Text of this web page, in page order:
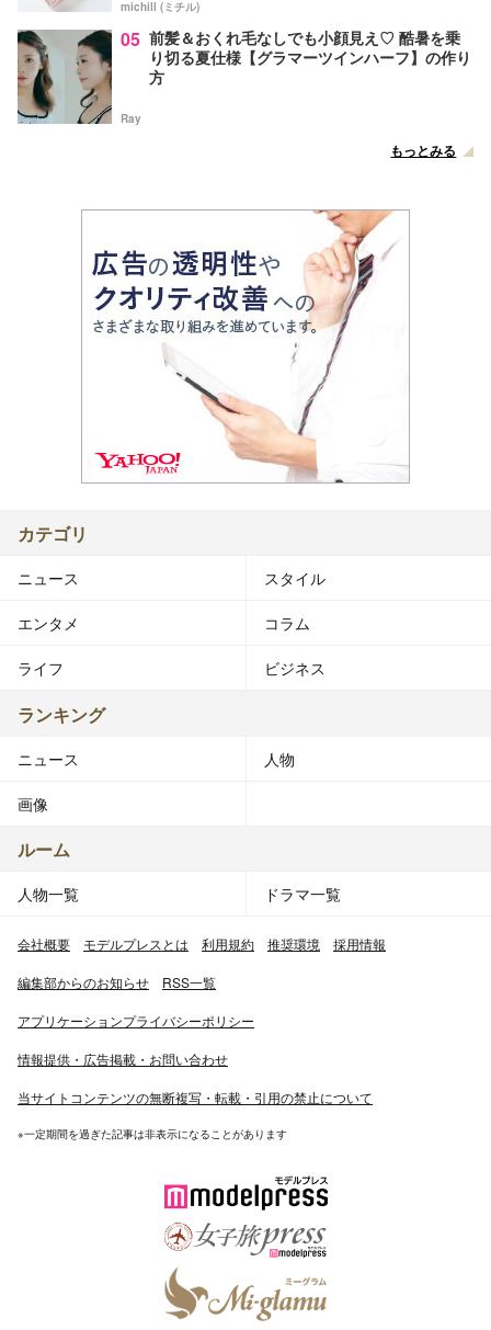
michill (ミチル)
05 前髪＆おくれ毛なしでも小顔見え♡ 酷暑を乗
り切る夏仕様【グラマーツインハーフ】の作り
方
Ray
もっとみる
カテゴリ
ニュース スタイル
エンタメ コラム
ライフ ビジネス
ランキング
ニュース 人物
画像
ルーム
人物一覧 ドラマ一覧
会社概要 モデルプレスとは 利用規約 推奨環境 採用情報
編集部からのお知らせ RSS一覧
アプリケーションプライバシーポリシー
情報提供・広告掲載・お問い合わせ
当サイトコンテンツの無断複写・転載・引用の禁止について
※一定期間を過ぎた記事は非表示になることがあります